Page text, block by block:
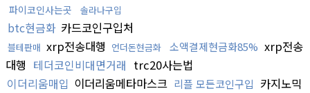
파이코인사는곳 솔라나구입
btc현금화 카드코인구입처
블테판매 xrp전송대행 언더돈현금화 소액결제현금화85% xrp전송
대행 테더코인비대면거래 trc20사는법
이더리움매입 이더리움메타마스크 리플 모든코인구입 카지노믹